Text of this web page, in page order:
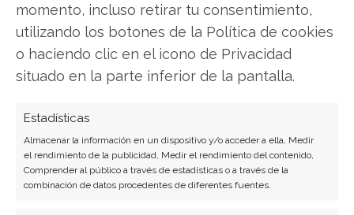
momento, incluso retirar tu consentimiento,
utilizando los botones de la Política de cookies
o haciendo clic en el icono de Privacidad
situado en la parte inferior de la pantalla.
Estadísticas
Almacenar la información en un dispositivo y/o acceder a ella, Medir
el rendimiento de la publicidad, Medir el rendimiento del contenido,
Comprender al público a través de estadísticas o a través de la
combinación de datos procedentes de diferentes fuentes.
Laura Fernández Silva
Analista tecnológica enfocada en innovación digital,
comercio electrónico y aplicaciones móviles.
Ver todos los artículos →